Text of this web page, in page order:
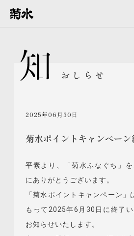
おしらせ
2025年06月30日
菊水ポイントキャンペー
平素より、「菊水ふなぐち」
にありがとうございます。
「菊水ポイントキャンペーン」
もって2025年6月30日に終了い
お知らせいたします。